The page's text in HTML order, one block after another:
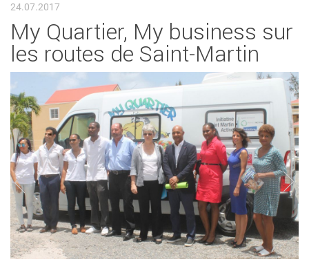
24.07.2017
My Quartier, My business sur
les routes de Saint-Martin